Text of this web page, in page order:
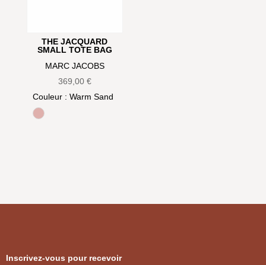
THE JACQUARD
SMALL TOTE BAG
MARC JACOBS
369,00 €
Couleur : Warm Sand
Rose
Inscrivez-vous pour recevoir